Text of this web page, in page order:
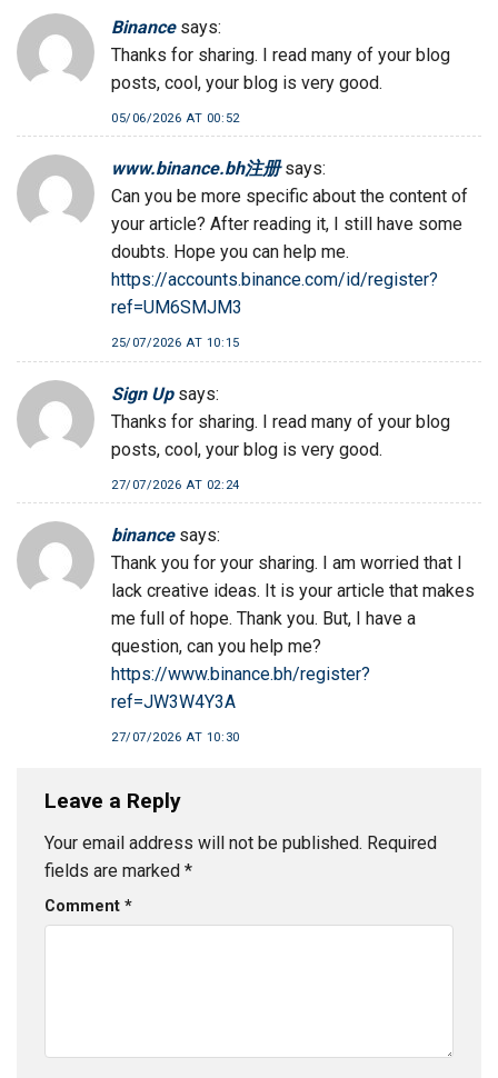
Binance says:
Thanks for sharing. I read many of your blog
posts, cool, your blog is very good.
05/06/2026 AT 00:52
www.binance.bh注册 says:
Can you be more specific about the content of
your article? After reading it, I still have some
doubts. Hope you can help me.
https://accounts.binance.com/id/register?
ref=UM6SMJM3
25/07/2026 AT 10:15
Sign Up says:
Thanks for sharing. I read many of your blog
posts, cool, your blog is very good.
27/07/2026 AT 02:24
binance says:
Thank you for your sharing. I am worried that I
lack creative ideas. It is your article that makes
me full of hope. Thank you. But, I have a
question, can you help me?
https://www.binance.bh/register?
ref=JW3W4Y3A
27/07/2026 AT 10:30
Leave a Reply
Your email address will not be published. Required
fields are marked *
Comment *